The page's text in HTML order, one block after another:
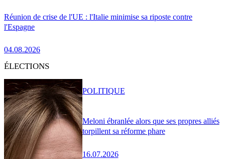
Réunion de crise de l'UE : l'Italie minimise sa riposte contre
l'Espagne
04.08.2026
ÉLECTIONS
Meloni ébranlée alors que ses propres alliés
torpillent sa réforme phare
16.07.2026
POLITIQUE